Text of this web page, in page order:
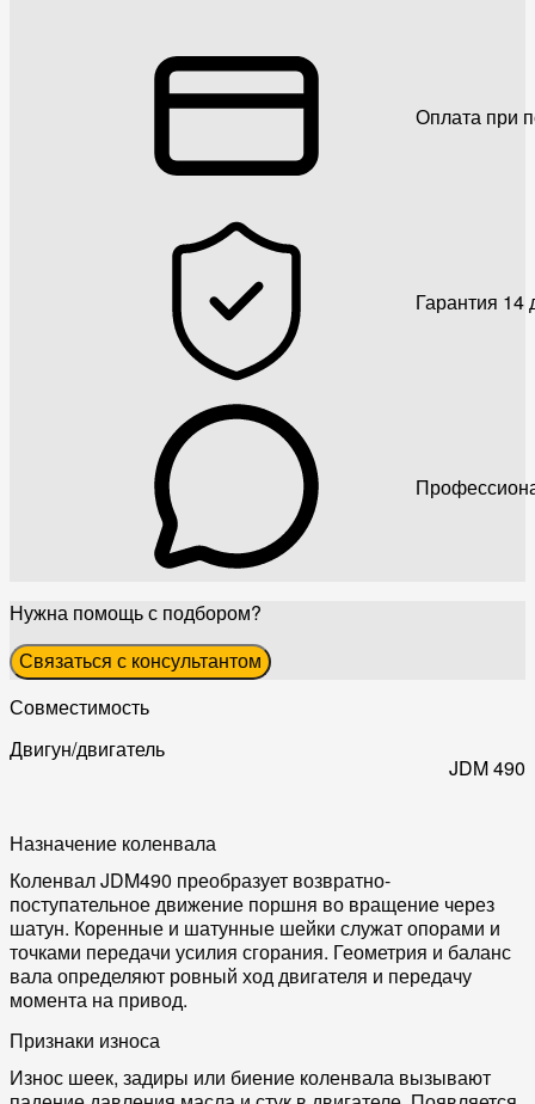
Оплата при
Гарантия 14
Нужна помощь с подбором?
Связаться с консультантом
Совместимость
Двигун/двигатель
JDM 490
Назначение коленвала
Коленвал JDM490 преобразует возвратно-
поступательное движение поршня во вращение через
шатун. Коренные и шатунные шейки служат опорами и
точками передачи усилия сгорания. Геометрия и баланс
вала определяют ровный ход двигателя и передачу
момента на привод.
Признаки износа
Износ шеек, задиры или биение коленвала вызывают